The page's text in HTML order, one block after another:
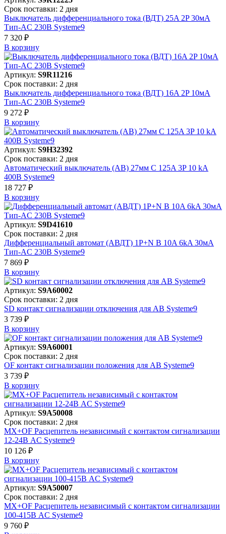
Срок поставки: 2 дня
Выключатель дифференциального тока (ВДТ) 25A 2P 30мА
Тип-AC 230В Systeme9
7 320 ₽
В корзинy
Артикул: S9R11216
Срок поставки: 2 дня
Выключатель дифференциального тока (ВДТ) 16A 2P 10мА
Тип-AC 230В Systeme9
9 272 ₽
В корзинy
Артикул: S9H32392
Срок поставки: 2 дня
Автоматический выключатель (АВ) 27мм C 125A 3P 10 kA
400В Systeme9
18 727 ₽
В корзинy
Артикул: S9D41610
Срок поставки: 2 дня
Дифференциальный автомат (АВДТ) 1P+N B 10A 6kA 30мА
Тип-AC 230В Systeme9
7 869 ₽
В корзинy
Артикул: S9A60002
Срок поставки: 2 дня
SD контакт сигнализации отключения для АВ Systeme9
3 739 ₽
В корзинy
Артикул: S9A60001
Срок поставки: 2 дня
OF контакт сигнализации положения для АВ Systeme9
3 739 ₽
В корзинy
Артикул: S9A50008
Срок поставки: 2 дня
MX+OF Расцепитель независимый с контактом сигнализации
12-24В AC Systeme9
10 126 ₽
В корзинy
Артикул: S9A50007
Срок поставки: 2 дня
MX+OF Расцепитель независимый с контактом сигнализации
100-415В AC Systeme9
9 760 ₽